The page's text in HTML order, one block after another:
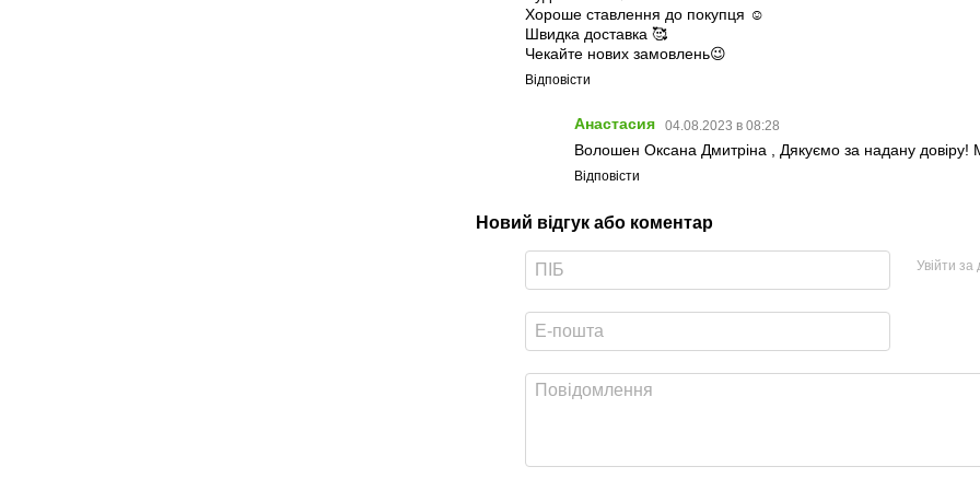
Хороше ставлення до покупця ☺️
Швидка доставка 🥰
Чекайте нових замовлень😉
Відповісти
Анастасия 04.08.2023 в 08:28
Волошен Оксана Дмитріна , Дякуємо за надану
Відповісти
Новий відгук або коментар
Увійти